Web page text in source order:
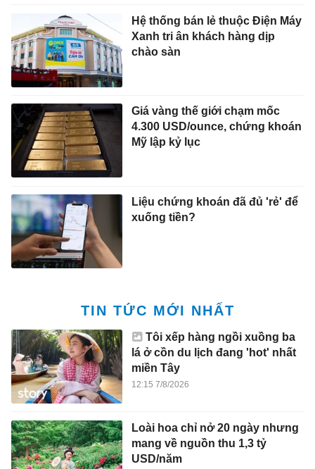
Hệ thống bán lẻ thuộc Điện Máy
Xanh tri ân khách hàng dịp
chào sàn
Giá vàng thế giới chạm mốc
4.300 USD/ounce, chứng khoán
Mỹ lập kỷ lục
Liệu chứng khoán đã đủ 'rẻ' để
xuống tiền?
TIN TỨC MỚI NHẤT
Tôi xếp hàng ngồi xuồng ba
lá ở cồn du lịch đang 'hot' nhất
miền Tây
12:15 7/8/2026
Loài hoa chỉ nở 20 ngày nhưng
mang về nguồn thu 1,3 tỷ
USD/năm